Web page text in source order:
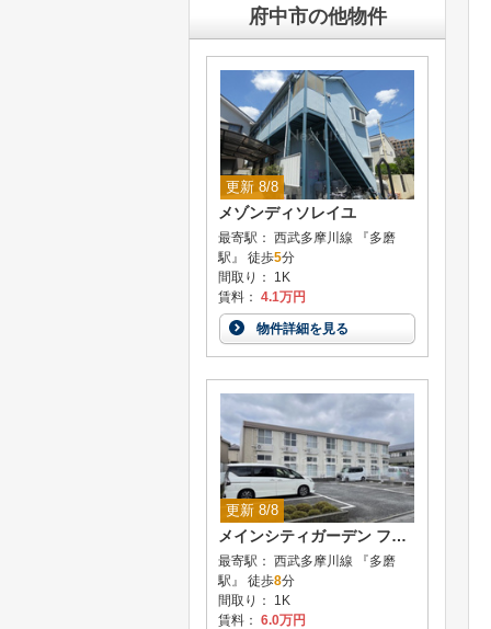
府中市の他物件
更新 8/8
メゾンディソレイユ
最寄駅： 西武多摩川線 『多磨
駅』 徒歩5分
間取り： 1K
賃料： 4.1万円
物件詳細を見る
更新 8/8
メインシティガーデン フォルトゥーナ
最寄駅： 西武多摩川線 『多磨
駅』 徒歩8分
間取り： 1K
賃料： 6.0万円